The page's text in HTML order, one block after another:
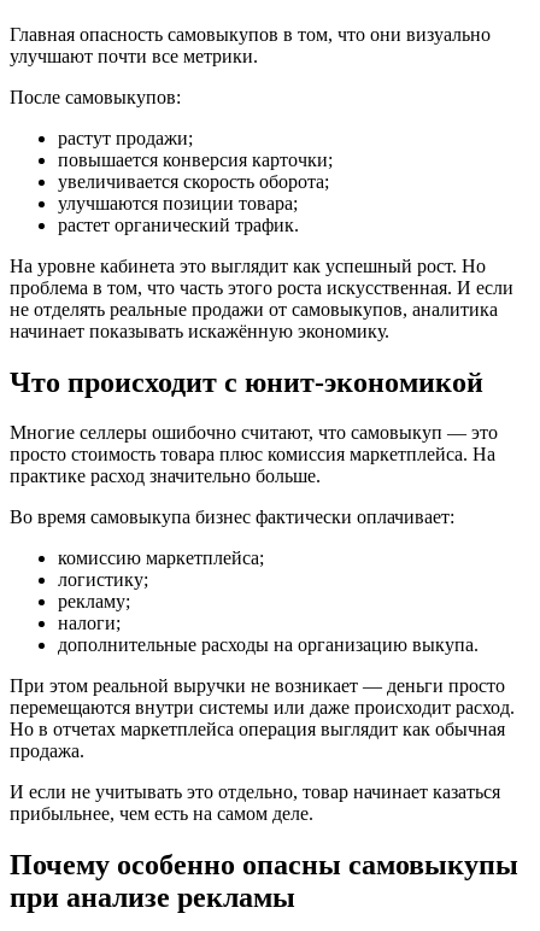
Главная опасность самовыкупов в том, что они визуально
улучшают почти все метрики.
После самовыкупов:
растут продажи;
повышается конверсия карточки;
увеличивается скорость оборота;
улучшаются позиции товара;
растет органический трафик.
На уровне кабинета это выглядит как успешный рост. Но
проблема в том, что часть этого роста искусственная. И если
не отделять реальные продажи от самовыкупов, аналитика
начинает показывать искажённую экономику.
Что происходит с юнит-экономикой
Многие селлеры ошибочно считают, что самовыкуп — это
просто стоимость товара плюс комиссия маркетплейса. На
практике расход значительно больше.
Во время самовыкупа бизнес фактически оплачивает:
комиссию маркетплейса;
логистику;
рекламу;
налоги;
дополнительные расходы на организацию выкупа.
При этом реальной выручки не возникает — деньги просто
перемещаются внутри системы или даже происходит расход.
Но в отчетах маркетплейса операция выглядит как обычная
продажа.
И если не учитывать это отдельно, товар начинает казаться
прибыльнее, чем есть на самом деле.
Почему особенно опасны самовыкупы
при анализе рекламы